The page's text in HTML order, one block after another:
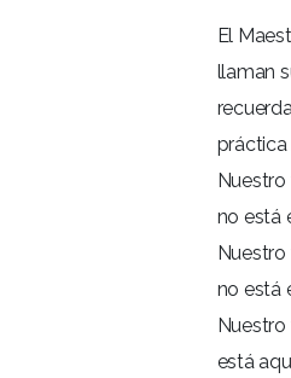
El
llaman
no está
no está
está